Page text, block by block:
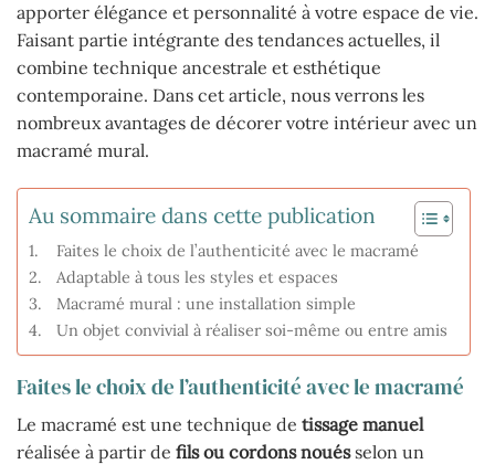
apporter élégance et personnalité à votre espace de vie.
Faisant partie intégrante des tendances actuelles, il
combine technique ancestrale et esthétique
contemporaine. Dans cet article, nous verrons les
nombreux avantages de décorer votre intérieur avec un
macramé mural.
Au sommaire dans cette publication
Faites le choix de l’authenticité avec le macramé
Adaptable à tous les styles et espaces
Macramé mural : une installation simple
Un objet convivial à réaliser soi-même ou entre amis
Faites le choix de l’authenticité avec le macramé
Le macramé est une technique de tissage manuel
réalisée à partir de fils ou cordons nouésselon un